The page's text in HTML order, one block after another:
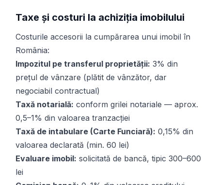
Taxe și costuri la achiziția imobilului
Costurile accesorii la cumpărarea unui imobil în
România:
Impozitul pe transferul proprietății: 3% din
prețul de vânzare (plătit de vânzător, dar
negociabil contractual)
Taxă notarială: conform grilei notariale — aprox.
0,5–1% din valoarea tranzacției
Taxă de intabulare (Carte Funciară): 0,15% din
valoarea declarată (min. 60 lei)
Evaluare imobil: solicitată de bancă, tipic 300–600
lei